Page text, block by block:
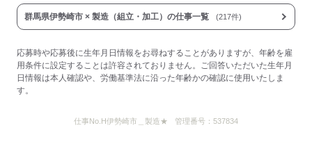
群馬県伊勢崎市 × 製造（組立・加工）の仕事一覧 (217件)
応募時や応募後に生年月日情報をお尋ねすることがありますが、年齢を雇
用条件に設定することは許容されておりません。ご回答いただいた生年月
日情報は本人確認や、労働基準法に沿った年齢かの確認に使用いたしま
す。
仕事No. H伊勢崎市＿製造★ 管理番号： 537834